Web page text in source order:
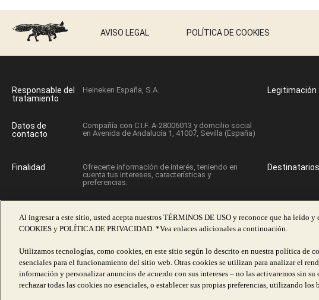
AVISO LEGAL POLÍTICA DE COOKIES
Responsable del
tratamiento
Heineken España, S.A.
Datos de
contacto
Compañía con C.I.F. A-28006013 y domcilio social
en Avenida de Andalucía 1, 41007, Sevilla (España)
Legitimación
Finalidad
Ofrecerte información de interés, teniendo en
cuenta tus intereses, características y
preferencias.
Destinatarios
LADRÓN
®
ligada al Código de Autorregulación
con domicilio social en Avenida
Al ingresar a este sitio, usted acepta nuestros TÉRMINOS DE USO y reconoce que ha leído
COOKIES y POLÍTICA DE PRIVACIDAD. *Vea enlaces adicionales a continuación.
Utilizamos tecnologías, como cookies, en este sitio según lo descrito en nuestra política de
esenciales para el funcionamiento del sitio web. Otras cookies se utilizan para analizar el
información y personalizar anuncios de acuerdo con sus intereses – no las activaremos sin su
rechazar todas las cookies no esenciales, o establecer sus propias preferencias, utilizando